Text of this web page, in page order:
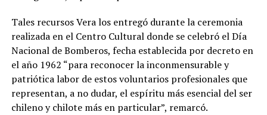
Tales recursos Vera los entregó durante la ceremonia
realizada en el Centro Cultural donde se celebró el Día
Nacional de Bomberos, fecha establecida por decreto en
el año 1962 “para reconocer la inconmensurable y
patriótica labor de estos voluntarios profesionales que
representan, a no dudar, el espíritu más esencial del ser
chileno y chilote más en particular”, remarcó.